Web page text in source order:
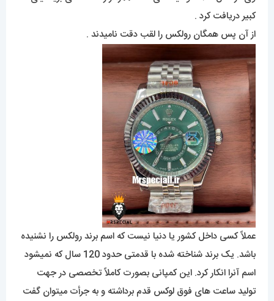
کبیر دریافت کرد .
از آن پس همگان رولکس را لقب دقت نامیدند .
عملاً کسی داخل کشور یا دنیا نیست که اسم برند رولکس را نشنیده
باشد. یک برند شناخته شده با قدمتی حدود 120 سال که نمیشود
اسم آنرا انکار کرد. این کمپانی بصورت کاملاً تخصصی در جهت
تولید ساعت های فوق لوکس قدم برداشته و به جرأت میتوان گفت